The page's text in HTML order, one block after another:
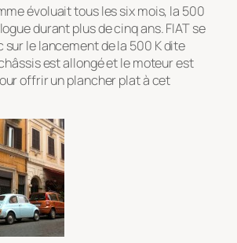
évoluait tous les six mois, la 500
durant plus de cinq ans. FIAT se
le lancement de la 500 K dite
est allongé et le moteur est
offrir un plancher plat à cet